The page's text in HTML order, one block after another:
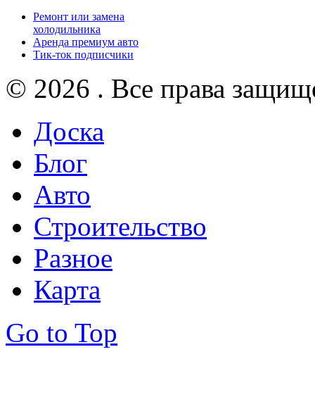
Ремонт или замена
холодильника
Аренда премиум авто
Тик-ток подписчики
© 2026 . Все права
Доска
Блог
Авто
Строительство
Разное
Карта
Go to Top